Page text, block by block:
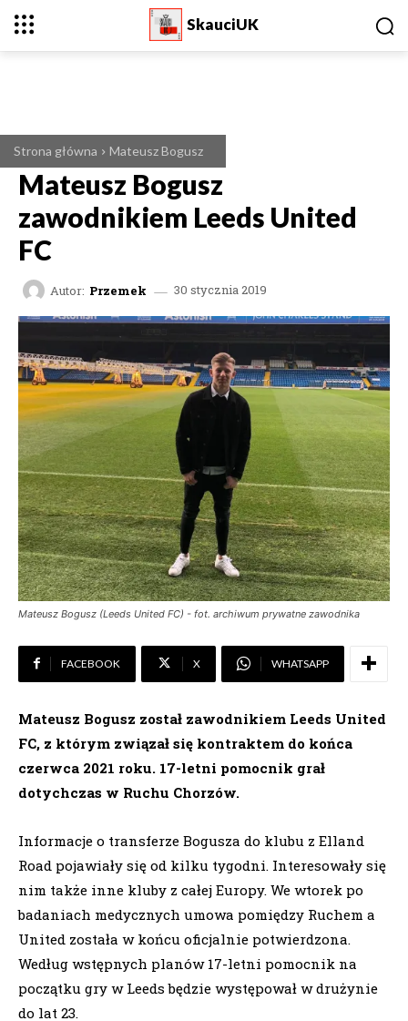
SkauciUK
Strona główna Mateusz Bogusz
Mateusz Bogusz
zawodnikiem Leeds United
FC
Autor: Przemek 30 stycznia 2019
Mateusz Bogusz (Leeds United FC) - fot. archiwum prywatne zawodnika
FACEBOOK X WHATSAPP
Mateusz Bogusz został zawodnikiem Leeds United
FC, z którym związał się kontraktem do końca
czerwca 2021 roku. 17-letni pomocnik grał
dotychczas w Ruchu Chorzów.
Informacje o transferze Bogusza do klubu z Elland
Road pojawiały się od kilku tygodni. Interesowały się
nim także inne kluby z całej Europy. We wtorek po
badaniach medycznych umowa pomiędzy Ruchem a
United została w końcu oficjalnie potwierdzona.
Według wstępnych planów 17-letni pomocnik na
początku gry w Leeds będzie występował w drużynie
do lat 23.